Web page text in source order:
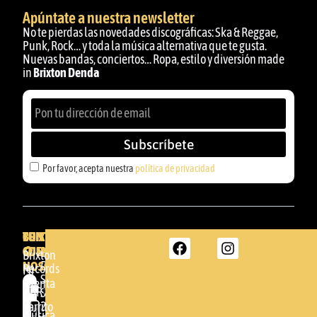
Apúntate a nuestra newsletter
No te pierdas las novedades discográficas: Ska & Reggae,
Punk, Rock… y toda la música alternativa que te gusta.
Nuevas bandas, conciertos… Ropa, estilo y diversión made
in Brixton Denda
Por favor, acepta nuestra política de privacidad
Subscríbete
BRIXTON
DENDA -
SHOP
Somera
24
BRIXTON
Brixton
Records
GBR
TU
CUENTA
Mi
cuenta
Carrito
CONTACTA
CON
NOSOTROS
Por
favor,